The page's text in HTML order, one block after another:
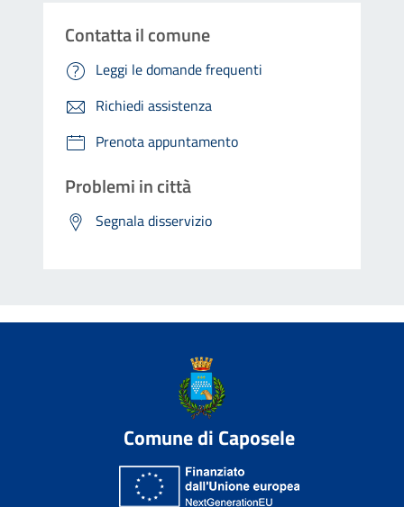
Contatta il comune
Leggi le domande frequenti
Richiedi assistenza
Prenota appuntamento
Problemi in città
Segnala disservizio
Comune di Caposele